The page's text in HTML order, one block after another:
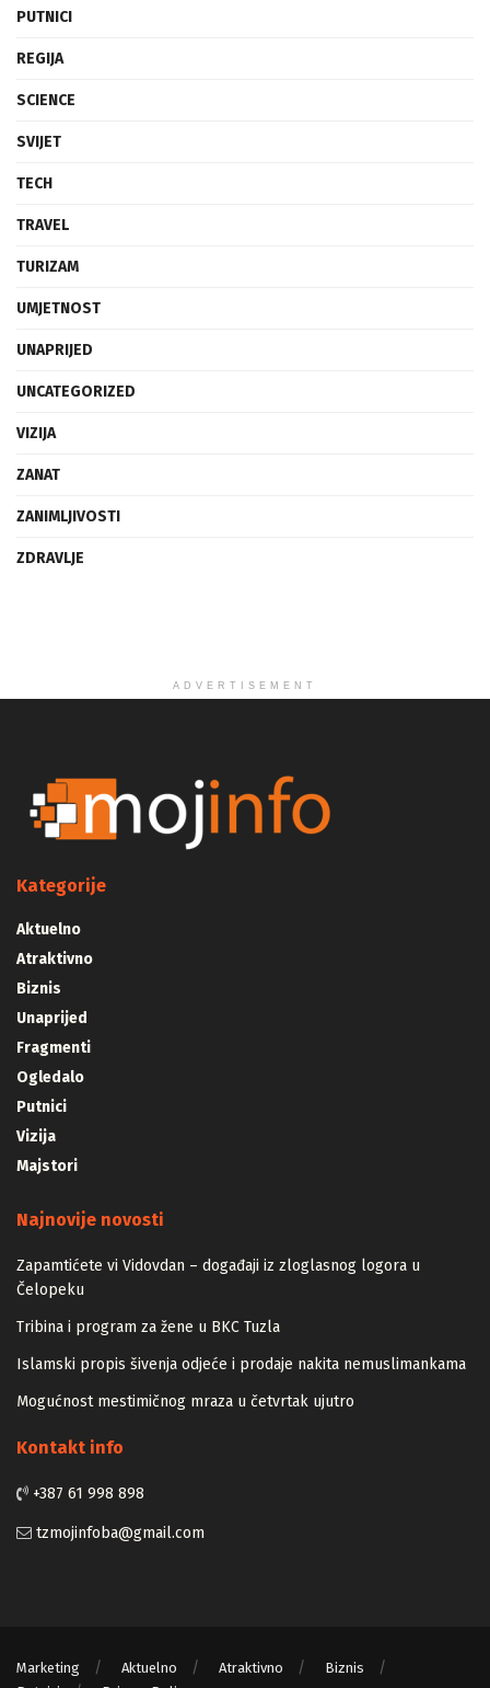
PUTNICI
REGIJA
SCIENCE
SVIJET
TECH
TRAVEL
TURIZAM
UMJETNOST
UNAPRIJED
UNCATEGORIZED
VIZIJA
ZANAT
ZANIMLJIVOSTI
ZDRAVLJE
ADVERTISEMENT
Kategorije
Aktuelno
Atraktivno
Biznis
Unaprijed
Fragmenti
Ogledalo
Putnici
Vizija
Majstori
Najnovije novosti
Zapamtićete vi Vidovdan – događaji iz zloglasnog logora u
Čelopeku
Tribina i program za žene u BKC Tuzla
Islamski propis šivenja odjeće i prodaje nakita nemuslimankama
Mogućnost mestimičnog mraza u četvrtak ujutro
Kontakt info
+387 61 998 898
tzmojinfoba@gmail.com
Marketing Aktuelno Atraktivno
Biznis